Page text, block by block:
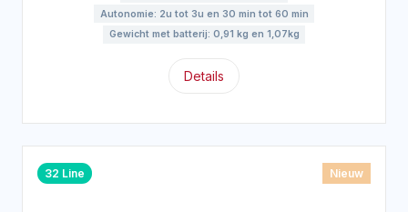
Autonomie: 2u tot 3u en 30 min tot 60 min
Gewicht met batterij: 0,91 kg en 1,07kg
Details
32 Line Nieuw